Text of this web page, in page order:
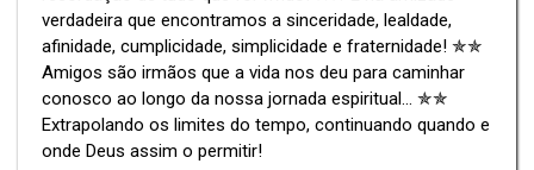
verdadeira que encontramos a sinceridade, lealdade,
afinidade, cumplicidade, simplicidade e fraternidade! ✯✯
Amigos são irmãos que a vida nos deu para caminhar
conosco ao longo da nossa jornada espiritual... ✯✯
Extrapolando os limites do tempo, continuando quando e
onde Deus assim o permitir!